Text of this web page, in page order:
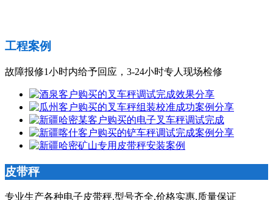
工程案例
故障报修1小时内给予回应，3-24小时专人现场检修
皮带秤
专业生产各种电子皮带秤,型号齐全,价格实惠,质量保证